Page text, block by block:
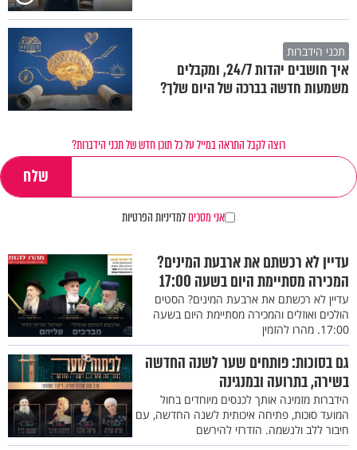
תכני הידברות
איך חושבים יהדות 24/7, ומקבלים
משמעות חדשה בברכה של היום שלך?
רוצה לקבל התראה במייל על כל תוכן חדש של תכני הידברות?
אני מסכיםלמדיניות הפרטיות
עדיין לא רכשתם את ארבעת המינים?
המכירה מסתיימת היום בשעה 17:00
עדיין לא רכשתם את ארבעת המינים? הסטים
הולכים ואוזלים והמכירה מסתיימת היום בשעה
17:00. מהרו להזמין
גם בסוכות: פותחים שער לשנה החדשה
בשירה, בתרועה ובמנגינה
הידברות מזמינה אותך לכנסים מיוחדים בחול
המועד סוכות, פתיחה איכותית לשנה החדשה, עם
חיבור ללב ולנשמה. הזדרזי להירשם